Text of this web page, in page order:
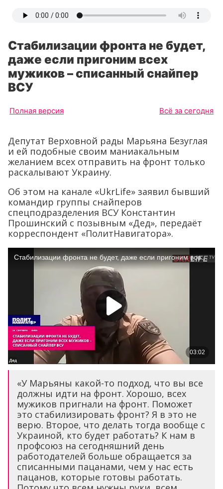
Стабилизации фронта не будет,
даже если пригоним всех
мужиков – списанный снайпер
ВСУ
Полная версия Всё за сегодня
Депутат Верховной рады Марьяна Безуглая
и ей подобные своим маниакальным
желанием всех отправить на фронт только
раскалывают Украину.
Об этом на канале «UkrLife» заявил бывший
командир группы снайперов
спецподразделения ВСУ Константин
Прошинский с позывным «Дед», передаёт
корреспондент «ПолитНавигатора».
«У Марьяны какой-то подход, что вы все
должны идти на фронт. Хорошо, всех
мужиков пригнали на фронт. Поможет
это стабилизировать фронт? Я в это не
верю. Второе, что делать тогда вообще с
Украиной, кто будет работать? К нам в
профсоюз на сегодняшний день
работодателей больше обращается за
списанными пацанами, чем у нас есть
пацанов, которые готовы работать.